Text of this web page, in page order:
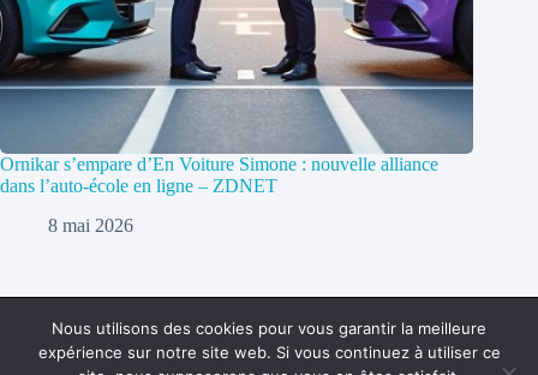
Ornikar s’empare d’En Voiture Simone : nouvelle alliance
dans l’auto-école en ligne – ZDNET
8 mai 2026
Politique de confidentialité Contact
Nous utilisons des cookies pour vous garantir la meilleure
expérience sur notre site web. Si vous continuez à utiliser ce